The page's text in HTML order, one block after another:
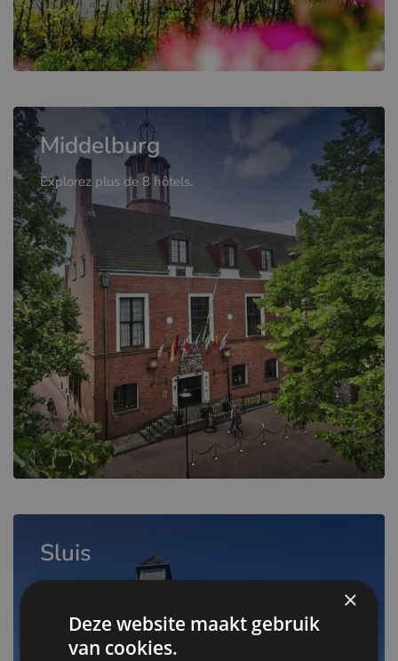
Middelburg
Explorez plus de 8 hôtels.
Sluis
×
Deze website maakt gebruik
van cookies.